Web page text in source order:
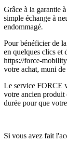
Grâce à la garantie
simple échange à
endommagé.
Pour bénéficier de
en quelques clics et
https://force-
votre achat, muni
Le service FORCE
votre ancien produit
durée pour que
Si vous avez fait